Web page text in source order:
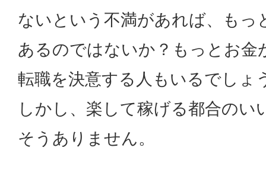
ないという不満があれば、もっ
あるのではないか？もっとお金
転職を決意する人もいるでしょ
しかし、楽して稼げる都合のい
そうありません。